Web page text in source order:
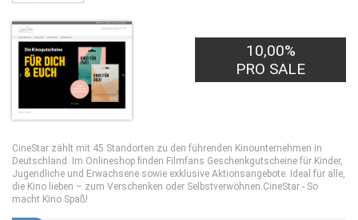
10,00%
PRO SALE
CineStar zählt mit 45 Standorten zu den führenden Kinounternehmen in
Deutschland. Im Onlineshop finden Filmfans Geschenkgutscheine für Kinder,
Jugendliche und Erwachsene sowie exklusive Aktionsangebote. Ideal für alle,
die Kino lieben – zum Verschenken oder Selbstverwöhnen.CineStar - So
macht Kino Spaß!